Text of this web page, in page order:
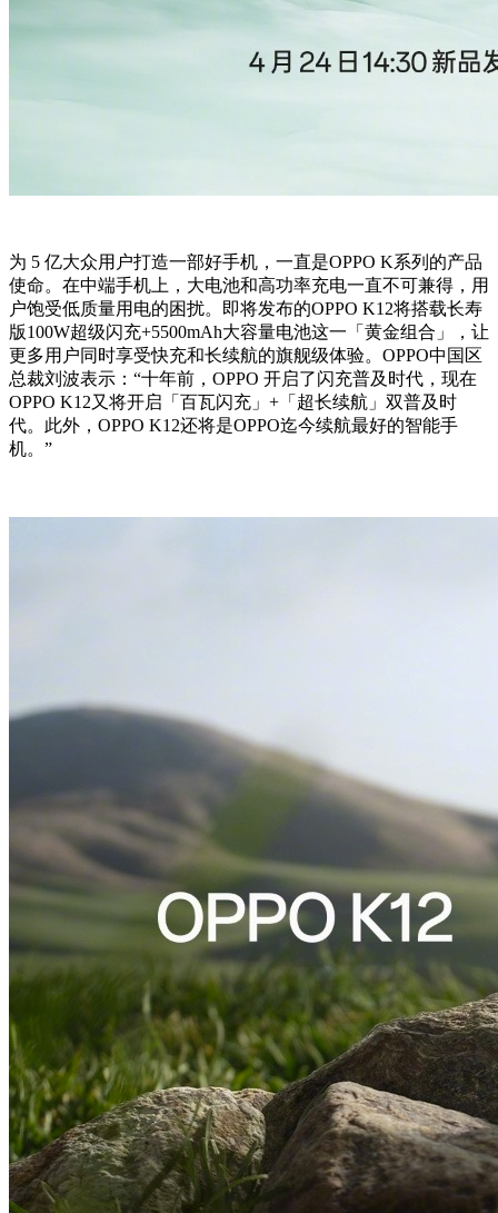
为 5 亿大众用户打造一部好手机，一直是OPPO K系列的产品
使命。在中端手机上，大电池和高功率充电一直不可兼得，用
户饱受低质量用电的困扰。即将发布的OPPO K12将搭载长寿
版100W超级闪充+5500mAh大容量电池这一「黄金组合」，让
更多用户同时享受快充和长续航的旗舰级体验。OPPO中国区
总裁刘波表示：“十年前，OPPO 开启了闪充普及时代，现在
OPPO K12又将开启「百瓦闪充」+「超长续航」双普及时
代。此外，OPPO K12还将是OPPO迄今续航最好的智能手
机。”